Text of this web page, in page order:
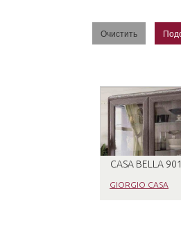
CASA BELLA
GIORGIO CASA